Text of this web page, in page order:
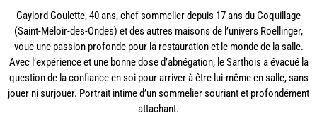
Gaylord Goulette, 40 ans, chef sommelier depuis 17 ans du Coquillage
(Saint-Méloir-des-Ondes) et des autres maisons de l’univers Roellinger,
voue une passion profonde pour la restauration et le monde de la salle.
Avec l’expérience et une bonne dose d’abnégation, le Sarthois a évacué la
question de la confiance en soi pour arriver à être lui-même en salle, sans
jouer ni surjouer. Portrait intime d’un sommelier souriant et profondément
attachant.